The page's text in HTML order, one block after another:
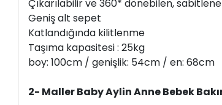
Çıkarılabilir ve 360* dönebilen,
Geniş alt sepet
Katlandığında kilitlenme
Taşıma kapasitesi : 25kg
boy: 100cm / genişlik: 54cm / en: 68cm
2- Maller Baby Aylin Anne Bebek